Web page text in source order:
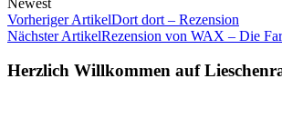
Vorheriger ArtikelDort dort – Rezension
Nächster ArtikelRezension von WAX – Die
Herzlich Willkommen auf